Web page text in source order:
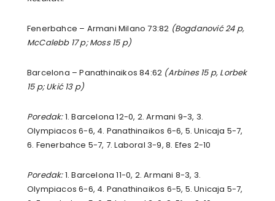
Fenerbahce – Armani Milano 73:82 (Bogdanović 24 p,
McCalebb 17 p; Moss 15 p)
Barcelona – Panathinaikos 84:62 (Arbines 15 p, Lorbek
15 p; Ukić 13 p)
Poredak:1. Barcelona 12-0, 2. Armani 9-3, 3.
Olympiacos 6-6, 4. Panathinaikos 6-6, 5. Unicaja 5-7,
6. Fenerbahce 5-7, 7. Laboral 3-9, 8. Efes 2-10
Poredak:1. Barcelona 11-0, 2. Armani 8-3, 3.
Olympiacos 6-6, 4. Panathinaikos 6-5, 5. Unicaja 5-7,